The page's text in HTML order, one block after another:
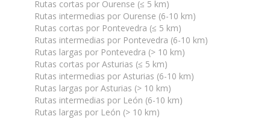
Rutas cortas por Ourense (≤ 5 km)
Rutas intermedias por Ourense (6-10 km)
Rutas cortas por Pontevedra (≤ 5 km)
Rutas intermedias por Pontevedra (6-10 km)
Rutas largas por Pontevedra (> 10 km)
Rutas cortas por Asturias (≤ 5 km)
Rutas intermedias por Asturias (6-10 km)
Rutas largas por Asturias (> 10 km)
Rutas intermedias por León (6-10 km)
Rutas largas por León (> 10 km)